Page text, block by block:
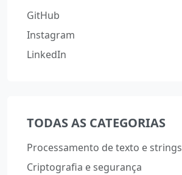
GitHub
Instagram
LinkedIn
TODAS AS CATEGORIAS
Processamento de texto e strings
Criptografia e segurança